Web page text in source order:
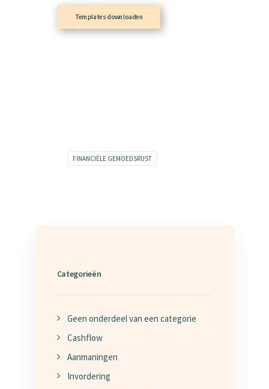
Templates downloaden
FINANCIËLE GEMOEDSRUST
Categorieën
Geen onderdeel van een categorie
Cashflow
Aanmaningen
Invordering